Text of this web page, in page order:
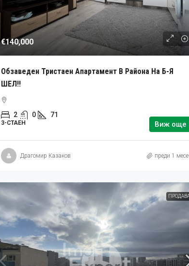
€140,000
Обзаведен Тристаен Апартамент В Района На Б-Я
ШЕЛ!!
2 0 71
3-СТАЕН Виж още
Драгомир Казаков преди 1